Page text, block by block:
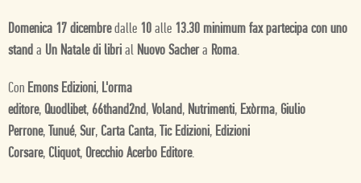
Domenica 17 dicembredalle 10 alle 13.30 minimum fax partecipa con uno
stand a Un Natale di libri al Nuovo Sachera Roma.
Con Emons Edizioni, L'orma
editore, Quodlibet, 66thand2nd, Voland, Nutrimenti, Exòrma, Giulio
Perrone, Tunué, Sur, Carta Canta, Tic Edizioni, Edizioni
Corsare, Cliquot, Orecchio Acerbo Editore.